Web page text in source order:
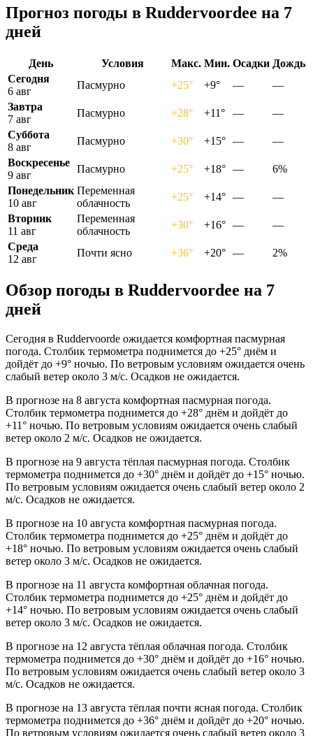
Прогноз погоды в Ruddervoordeе на 7
дней
День Условия Макс. Мин. Осадки Дождь
Сегодня
6 авг
Пасмурно +25° +9° —
—
Завтра
7 авг
Пасмурно +28° +11° —
—
Суббота
8 авг
Пасмурно +30° +15° —
—
Воскресенье
9 авг
Пасмурно +25° +18° —
6%
Понедельник
10 авг
Переменная
облачность
+25° +14° —
—
Вторник
11 авг
Переменная
облачность
+30° +16° —
—
Среда
12 авг
Почти ясно +36° +20° — 2%
Обзор погоды в Ruddervoordeе на 7
дней
Сегодня в Ruddervoorde ожидается комфортная пасмурная
погода. Столбик термометра поднимется до +25° днём и
дойдёт до +9° ночью. По ветровым условиям ожидается очень
слабый ветер около 3 м/с. Осадков не ожидается.
В прогнозе на 8 августа комфортная пасмурная погода.
Столбик термометра поднимется до +28° днём и дойдёт до
+11° ночью. По ветровым условиям ожидается очень слабый
ветер около 2 м/с. Осадков не ожидается.
В прогнозе на 9 августа тёплая пасмурная погода. Столбик
термометра поднимется до +30° днём и дойдёт до +15° ночью.
По ветровым условиям ожидается очень слабый ветер около 2
м/с. Осадков не ожидается.
В прогнозе на 10 августа комфортная пасмурная погода.
Столбик термометра поднимется до +25° днём и дойдёт до
+18° ночью. По ветровым условиям ожидается очень слабый
ветер около 3 м/с. Осадков не ожидается.
В прогнозе на 11 августа комфортная облачная погода.
Столбик термометра поднимется до +25° днём и дойдёт до
+14° ночью. По ветровым условиям ожидается очень слабый
ветер около 3 м/с. Осадков не ожидается.
В прогнозе на 12 августа тёплая облачная погода. Столбик
термометра поднимется до +30° днём и дойдёт до +16° ночью.
По ветровым условиям ожидается очень слабый ветер около 3
м/с. Осадков не ожидается.
В прогнозе на 13 августа тёплая почти ясная погода. Столбик
термометра поднимется до +36° днём и дойдёт до +20° ночью.
По ветровым условиям ожидается очень слабый ветер около 3